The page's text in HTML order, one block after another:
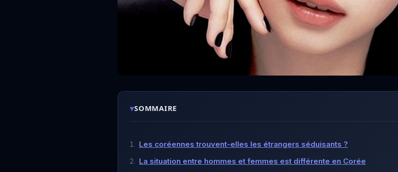
▾SOMMAIRE
Les coréennes trouvent-elles les étrangers séduisants ?
La situation entre hommes et femmes est différente en Corée